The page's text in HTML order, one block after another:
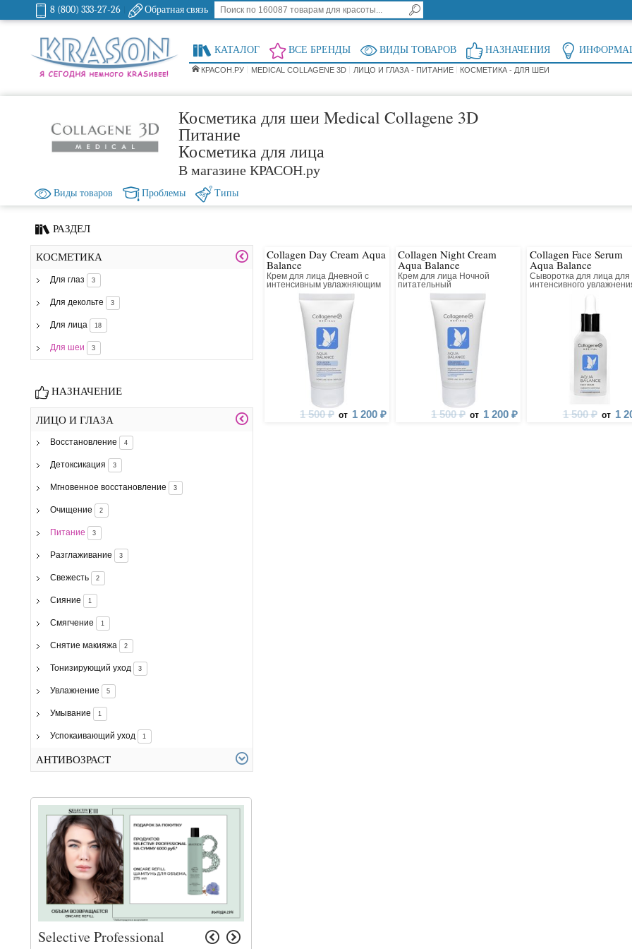
8 (800) 333-27-26 Обратная связь
КАТАЛОГ ВСЕ БРЕНДЫ ВИДЫ ТОВАРОВ НАЗНАЧЕНИЯ
КРАСОН.РУ MEDICAL COLLAGENE 3D ЛИЦО И ГЛАЗА - ПИТАНИЕ КОСМЕТИКА - ДЛЯ ШЕИ
Косметика для шеи Medical Collagene 3D
Питание
Косметика для лица
В магазине КРАСОН.ру
Виды товаров Проблемы Типы
РАЗДЕЛ
КОСМЕТИКА
Для глаз 3
Для декольте 3
Для лица 18
Для шеи 3
НАЗНАЧЕНИЕ
ЛИЦО И ГЛАЗА
Восстановление 4
Детоксикация 3
Мгновенное восстановление 3
Очищение 2
Питание 3
Разглаживание 3
Свежесть 2
Сияние 1
Смягчение 1
Снятие макияжа 2
Тонизирующий уход 3
Увлажнение 5
Умывание 1
Успокаивающий уход 1
АНТИВОЗРАСТ
Selective Professional
Collagen Day Cream Aqua
Balance
Крем для лица Дневной с
интенсивным увлажняющим
и лифтинг действием
1 500 ₽ от 1 200 ₽
Collagen Night Cream
Aqua Balance
Крем для лица Ночной
питательный
восстанавливающий
1 500 ₽ от 1 200 ₽
Collagen Face Serum
Aqua Balance
Сыворотка для лица для
интенсивного
1 500 ₽ от 1